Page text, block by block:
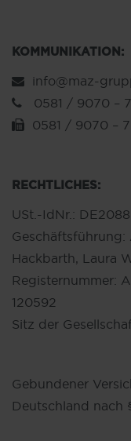
KOMMUNIKATION:
info@maz-
0581 / 9070 –
0581 / 9070 –
RECHTLICHES:
USt.-IdNr.:
Geschäftsführung:
Hackbarth, Laura
Registernummer:
120592
Sitz der
Gebundener
Deutschland nach